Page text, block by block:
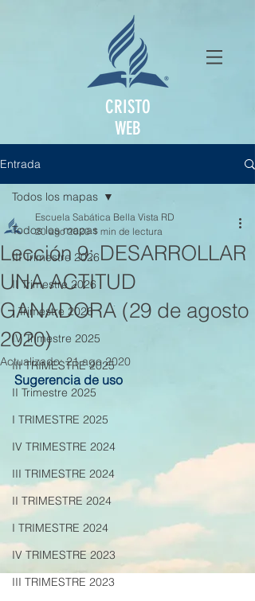
CRISTO
WEB
Entrada
Todos los mapas
III Trimestre 2026
II Trimestre 2026
I Trimestre 2026
IV Trimestre 2025
III TRIMESTRE 2025
II Trimestre 2025
I TRIMESTRE 2025
IV TRIMESTRE 2024
III TRIMESTRE 2024
II TRIMESTRE 2024
I TRIMESTRE 2024
IV TRIMESTRE 2023
III TRIMESTRE 2023
Todos los mapas
Lección 9: DESARROLLAR
UNA ACTITUD
GANADORA (29 de agosto
2020)
Escuela Sabática Bella Vista RD
20 ago 2020 1 min de lectura
Actualizado:21 ago 2020
Sugerencia de uso